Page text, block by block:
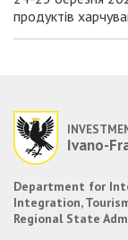
продуктів
Ivano-
Department for
Integration,
Regional State